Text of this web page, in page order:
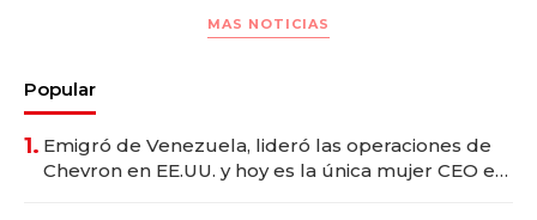
MAS NOTICIAS
Popular
1. Emigró de Venezuela, lideró las operaciones de
Chevron en EE.UU. y hoy es la única mujer CEO en